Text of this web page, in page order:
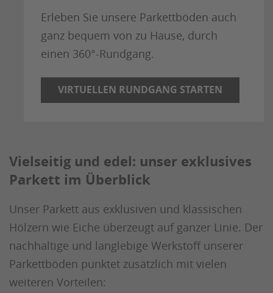
Erleben Sie unsere Parkettböden auch
ganz bequem von zu Hause, durch
einen 360°-Rundgang.
VIRTUELLEN RUNDGANG STARTEN
Vielseitig und edel: unser exklusives
Parkett im Überblick
Unser Parkett aus exklusiven und klassischen
Hölzern wie Eiche überzeugt auf ganzer Linie. Der
nachhaltige und langlebige Werkstoff unserer
Parkettböden punktet zusätzlich mit vielen
weiteren Vorteilen: